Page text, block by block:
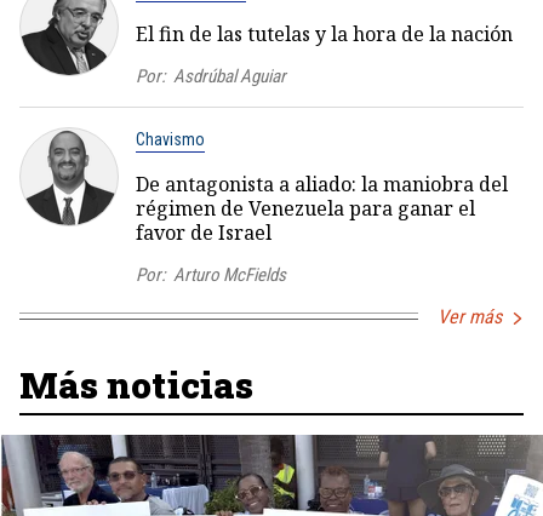
El fin de las tutelas y la hora de la nación
Por: Asdrúbal Aguiar
Chavismo
De antagonista a aliado: la maniobra del
régimen de Venezuela para ganar el
favor de Israel
Por: Arturo McFields
Ver más
Más noticias